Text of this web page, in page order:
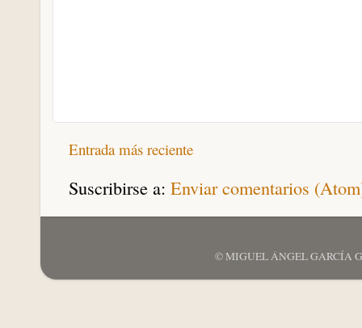
Entrada más reciente
Suscribirse a: Enviar comentarios
© MIGUEL ÁNGEL GARCÍA